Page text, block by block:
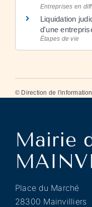
Entreprises en
Liquidation
d'une
Étapes de vie
© Direction de
Place du Marché
28300 Mainvilliers